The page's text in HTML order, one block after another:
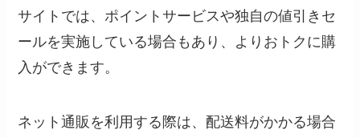
サイトでは、ポイントサービスや独自の値引きセ
ールを実施している場合もあり、よりおトクに購
入ができます。
ネット通販を利用する際は、配送料がかかる場合